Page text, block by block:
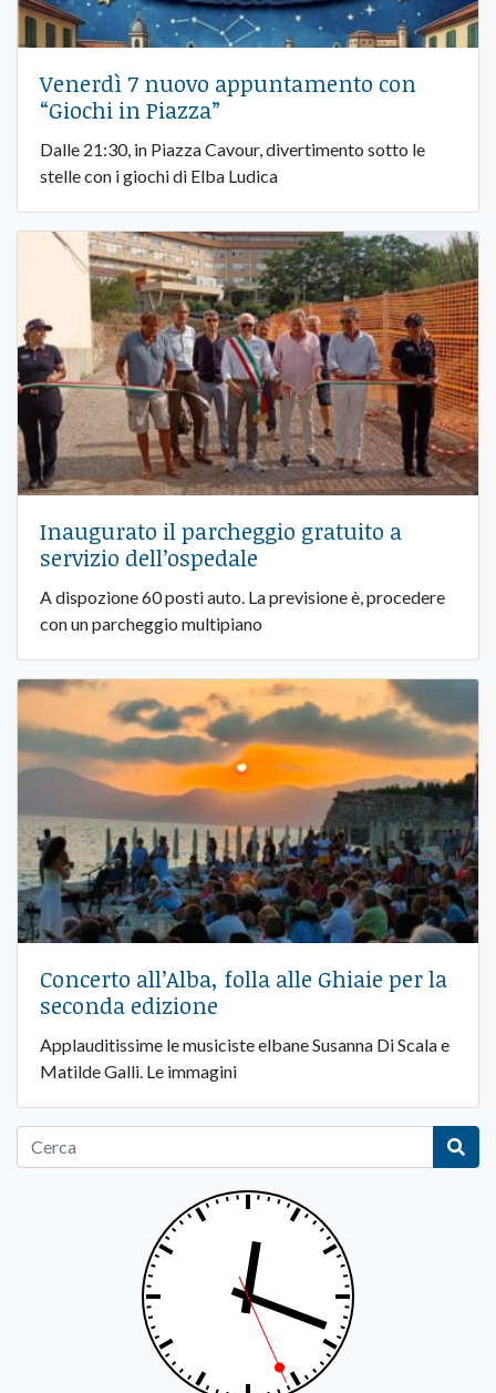
Venerdì 7 nuovo appuntamento con
“Giochi in Piazza”
Dalle 21:30, in Piazza Cavour, divertimento sotto le
stelle con i giochi di Elba Ludica
Inaugurato il parcheggio gratuito a
servizio dell’ospedale
A dispozione 60 posti auto. La previsione è, procedere
con un parcheggio multipiano
Concerto all’Alba, folla alle Ghiaie per la
seconda edizione
Applauditissime le musiciste elbane Susanna Di Scala e
Matilde Galli. Le immagini